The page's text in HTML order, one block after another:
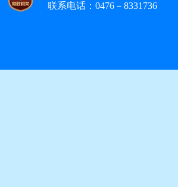
联系电话：0476－8331736